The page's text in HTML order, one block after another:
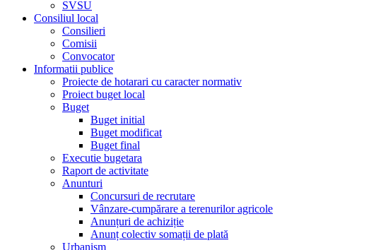
SVSU
Consiliul local
Consilieri
Comisii
Convocator
Informatii publice
Proiecte de hotarari cu caracter normativ
Proiect buget local
Buget
Buget initial
Buget modificat
Buget final
Executie bugetara
Raport de activitate
Anunturi
Concursuri de recrutare
Vânzare-cumpărare a terenurilor agricole
Anunțuri de achiziție
Anunț colectiv somații de plată
Urbanism